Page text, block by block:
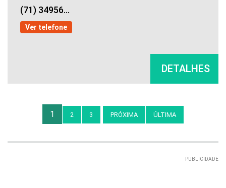
(71) 34956...
Ver telefone
DETALHES
1 2 3 PRÓXIMA ÚLTIMA
PUBLICIDADE